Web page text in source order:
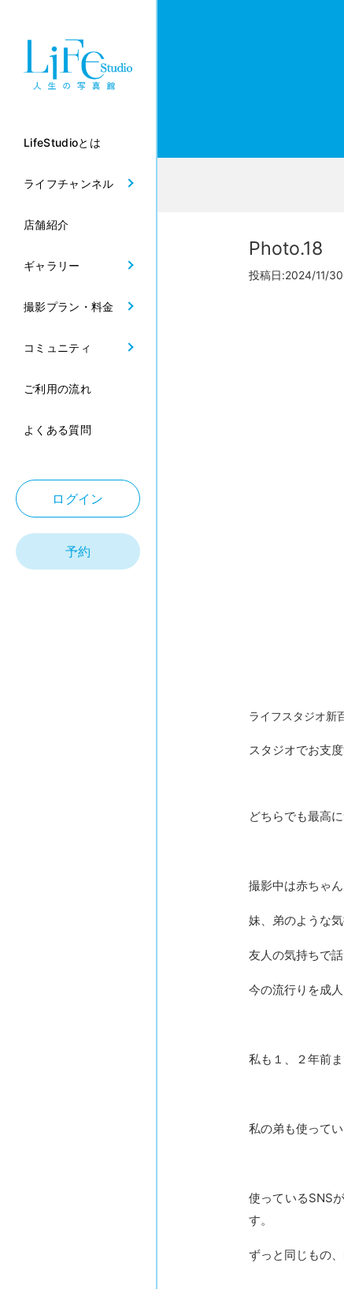
LifeStudioとは
ライフチャンネル
店舗紹介
ギャラリー
撮影プラン・料金
コミュニティ
ご利用の流れ
よくある質問
ログイン
予約
Photo.18
投稿日:2024/11/
ライフスタジオ新
スタジオでお支
どちらでも最高
撮影中は赤ちゃ
妹、弟のような
友人の気持ちで
今の流行りを成
私も１、２年前
私の弟も使って
使っているSNS
す。
ずっと同じもの